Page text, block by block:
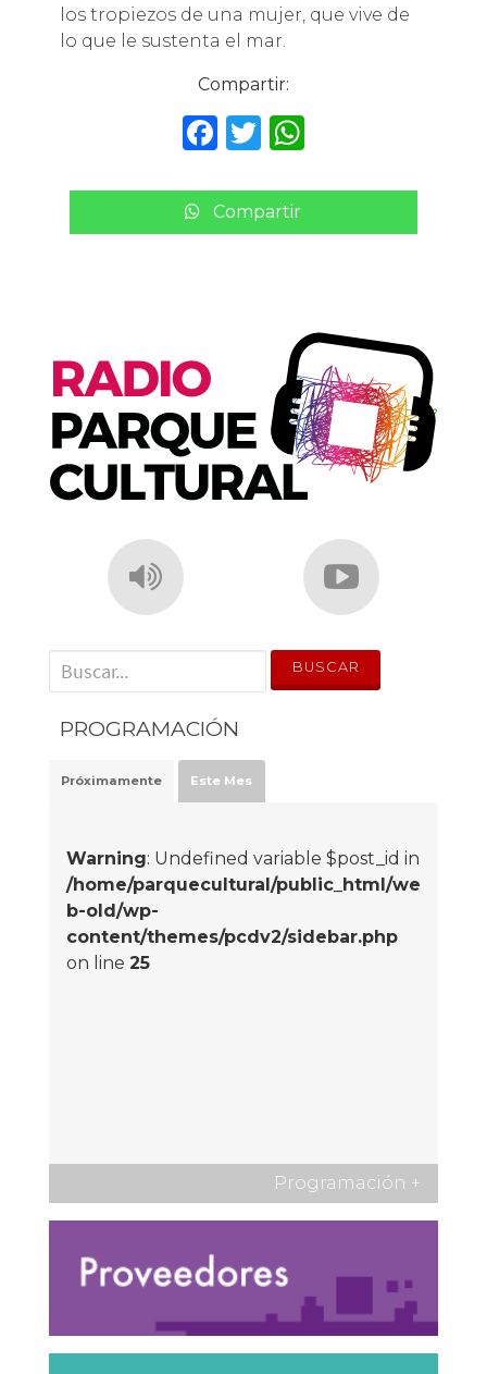
los tropiezos de una mujer, que vive de
lo que le sustenta el mar.
Compartir:
F
c
e
T
it
te
W
a
ts
p
Compartir
' . __('Search for:') . '
PROGRAMACIÓN
Próximamente Este Mes
Warning: Undefined variable $post_id in
/home/parquecultural/public_html/we
b-old/wp-
content/themes/pcdv2/sidebar.php
on line 25
Programación +